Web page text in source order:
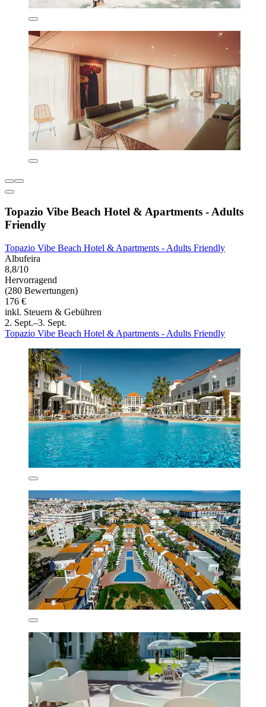
Topazio Vibe Beach Hotel & Apartments - Adults
Friendly
Topazio Vibe Beach Hotel & Apartments - Adults Friendly
Albufeira
8,8/10
Hervorragend
(280 Bewertungen)
176 €
inkl. Steuern & Gebühren
2. Sept.–3. Sept.
Topazio Vibe Beach Hotel & Apartments - Adults Friendly